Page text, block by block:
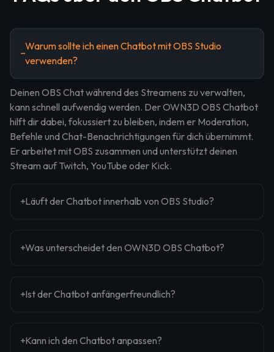
Warum sollte ich einen Chatbot mit OBS Studio
verwenden?
Deinen OBS Chat während des Streamens zu verwalten,
kann schnell aufwendig werden. Der OWN3D OBS Chatbot
hilft dir dabei, fokussiert zu bleiben, indem er Moderation,
Befehle und Chat-Benachrichtigungen für dich übernimmt.
Er arbeitet mit OBS zusammen und unterstützt deinen
Stream auf Twitch, YouTube oder Kick.
Läuft der Chatbot innerhalb von OBS Studio?
Was unterscheidet den OWN3D OBS Chatbot?
Ist der Chatbot anfängerfreundlich?
Kann ich den Chatbot anpassen?